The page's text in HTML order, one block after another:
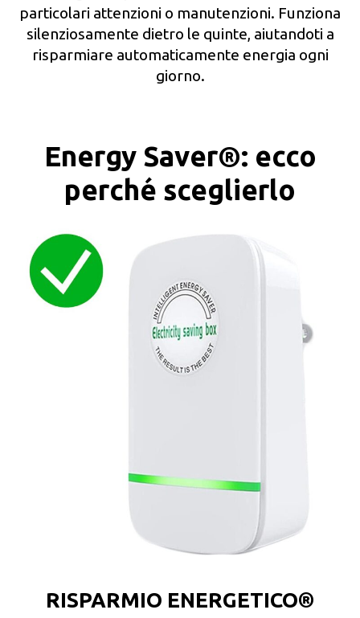
particolari attenzioni o manutenzioni. Funziona
silenziosamente dietro le quinte, aiutandoti a
risparmiare automaticamente energia ogni
giorno.
Energy Saver®: ecco
perché sceglierlo
RISPARMIO ENERGETICO®